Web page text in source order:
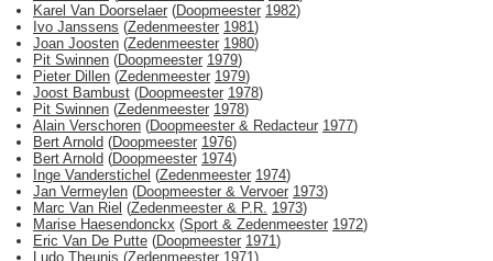
Karel Van Doorselaer (Doopmeester 1982)
Ivo Janssens (Zedenmeester 1981)
Joan Joosten (Zedenmeester 1980)
Pit Swinnen (Doopmeester 1979)
Pieter Dillen (Zedenmeester 1979)
Joost Bambust (Doopmeester 1978)
Pit Swinnen (Zedenmeester 1978)
Alain Verschoren (Doopmeester & Redacteur 1977)
Bert Arnold (Doopmeester 1976)
Bert Arnold (Doopmeester 1974)
Inge Vanderstichel (Zedenmeester 1974)
Jan Vermeylen (Doopmeester & Vervoer 1973)
Marc Van Riel (Zedenmeester & P.R. 1973)
Marise Haesendonckx (Sport & Zedenmeester 1972)
Eric Van De Putte (Doopmeester 1971)
Ludo Theunis (Zedenmeester 1971)